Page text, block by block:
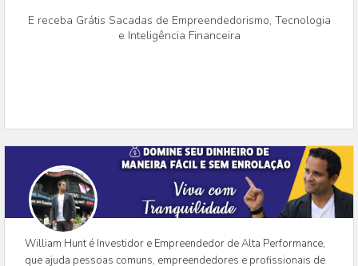
E receba Grátis Sacadas de Empreendedorismo, Tecnologia
e Inteligência Financeira
William Hunt é Investidor e Empreendedor de Alta Performance,
que ajuda pessoas comuns, empreendedores e profissionais de